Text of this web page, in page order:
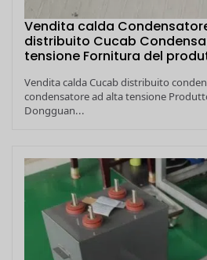
Vendita calda
distribuito Cucab
tensione Fornitura del
Vendita calda Cucab distribuito
condensatore ad alta tensione
Dongguan...